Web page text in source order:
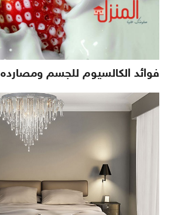
فوائد الكالسيوم للجسم ومصارده